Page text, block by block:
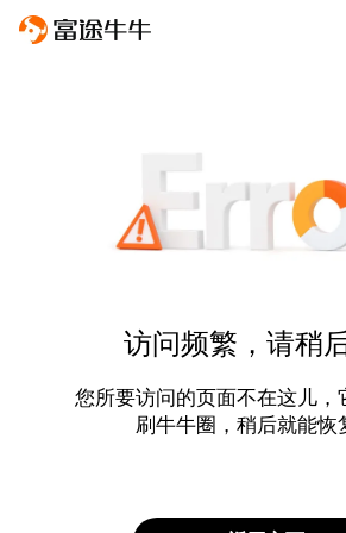
访问频繁，请稍
您所要访问的页面不在这儿，
刷牛牛圈，稍后就能恢